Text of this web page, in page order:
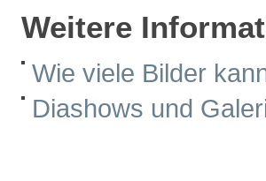
Weitere
Wie viele Bilder
Diashows und